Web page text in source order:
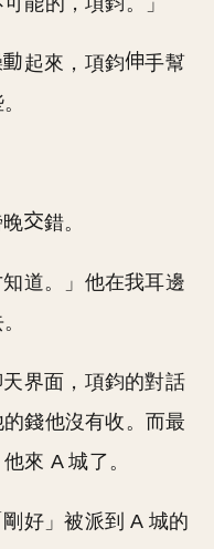
起來，項鈞
手幫
錯。
知道。」他在我耳邊
界面，項鈞的對話
錢他沒有收。而最
來 A 城了。
好」被派到 A 城的